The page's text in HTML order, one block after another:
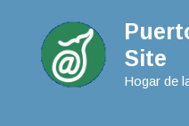
Site
Hogar de